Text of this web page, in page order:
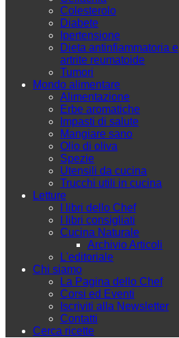
Colesterolo
Diabete
Ipertensione
Dieta antinfiammatoria e
artrite reumatoide
Tumori
Mondo alimentare
Alimentazione
Erbe aromatiche
Impasti di salute
Mangiare sano
Olio di oliva
Spezie
Utensili da cucina
Trucchi utili in cucina
Letture
I libri dello Chef
I libri consigliati
Cucina Naturale
Archivio Articoli
L'editoriale
Chi siamo
La Pagina dello Chef
Corsi ed Eventi
Iscriviti alla Newsletter
Contatti
Cerca ricette